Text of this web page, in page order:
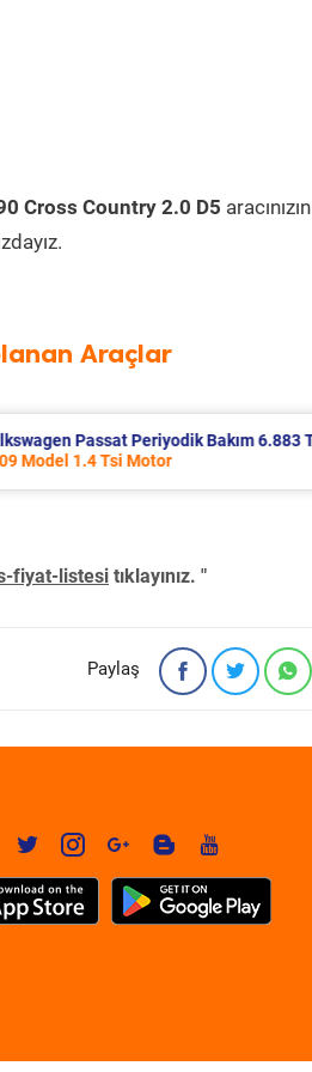
Cross Country 2.0 D5 aracınızın
Araçlar
Citroen C4 X Periyodik Bakım 8.370 TL
2024 Model 1.2 Puretech Motor
fiyat-listesi tıklayınız. "
Paylaş